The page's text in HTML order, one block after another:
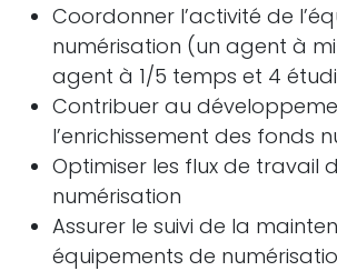
Coordonner l’activité de
numérisation (un agent à
agent à 1/5 temps et 4
Contribuer au
l’enrichissement des fonds
Optimiser les flux de travail
numérisation
Assurer le suivi de la
équipements de